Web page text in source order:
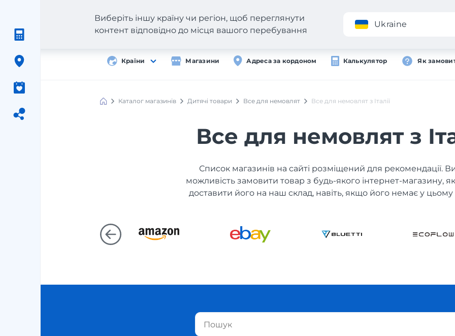
Додаток
Країни Магазини Адреса за кордоном Калькулятор Як
Виберіть іншу країну чи регіон, щоб переглянути
контент відповідно до місця вашого перебування
Ukraine
Каталог магазинів Дитячі товари Все для немовлят Все для немовлят з Італії
Все для немовлят з
Список магазинів на сайті розміщений для рекомендації.
можливість замовити товар з будь-якого інтернет-магазину,
доставити його на наш склад, навіть, якщо його немає у цьому